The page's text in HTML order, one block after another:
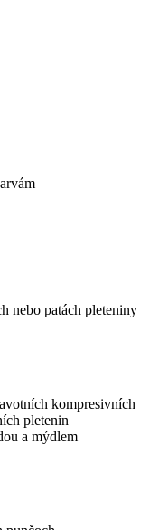
nebo patách pleteniny
kompresivních
pletenin
a mýdlem